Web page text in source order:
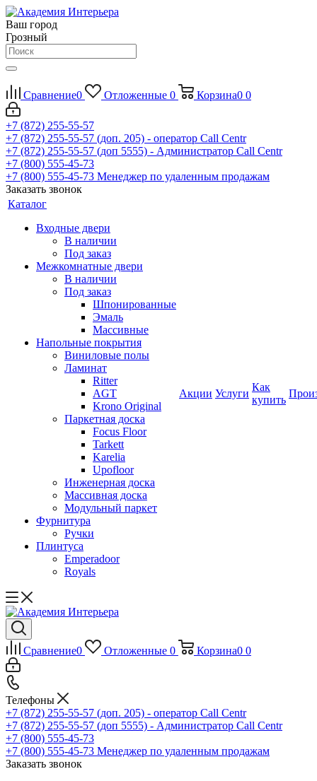
Ваш город
Грозный
Сравнение0 Отложенные 0 Корзина0 0
+7 (872) 255-55-57
+7 (872) 255-55-57 (доп. 205) - оператор Call Centr
+7 (872) 255-55-57 (доп 5555) - Администратор Call Centr
+7 (800) 555-45-73
+7 (800) 555-45-73 Менеджер по удаленным продажам
Заказать звонок
Каталог
Входные двери
В наличии
Под заказ
Межкомнатные двери
В наличии
Под заказ
Шпонированные
Эмаль
Массивные
Напольные покрытия
Виниловые полы
Ламинат
Ritter
AGT
Krono Original
Паркетная доска
Focus Floor
Tarkett
Karelia
Upofloor
Инженерная доска
Массивная доска
Модульный паркет
Фурнитура
Ручки
Плинтуса
Emperadoor
Royals
Акции Услуги
Как
купить
Сравнение0 Отложенные 0 Корзина0 0
Телефоны
+7 (872) 255-55-57 (доп. 205) - оператор Call Centr
+7 (872) 255-55-57 (доп 5555) - Администратор Call Centr
+7 (800) 555-45-73
+7 (800) 555-45-73 Менеджер по удаленным продажам
Заказать звонок